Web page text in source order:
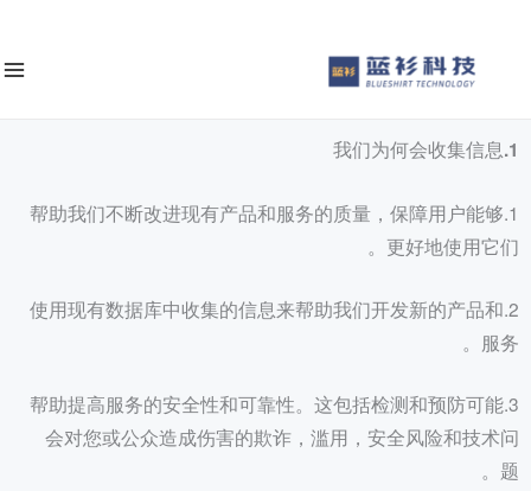
1.帮助我们不断改进现有产品和服务的质量，保障用户能够
更好地使用它们。
2.使用现有数据库中收集的信息来帮助我们开发新的产品和
服务。
3.帮助提高服务的安全性和可靠性。这包括检测和预防可能
会对您或公众造成伤害的欺诈，滥用，安全风险和技术问
题。